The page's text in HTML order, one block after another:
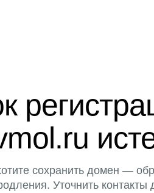
сохранить домен —
Уточнить